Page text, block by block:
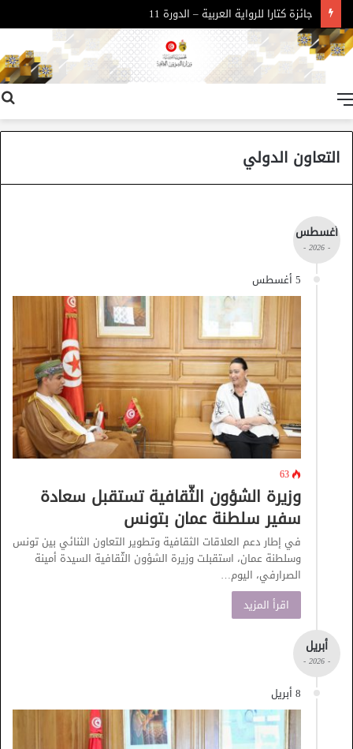
جائزة كتارا للرواية العربية – الدورة 11
التعاون الدولي
أغسطس
- 2026 -
5 أغسطس
63
وزيرة الشؤون الثّقافية تستقبل سعادة
سفير سلطنة عمان بتونس
في إطار دعم العلاقات الثقافية وتطوير التعاون الثنائي بين تونس
وسلطنة عمان، استقبلت وزيرة الشؤون الثّقافية السيدة أمينة
الصرارفي، اليوم…
اقرأ المزيد
أبريل
- 2026 -
8 أبريل